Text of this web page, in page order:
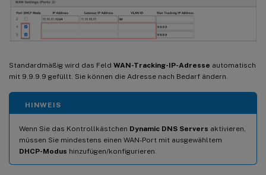
Standardmäßig wird das Feld WAN-Tracking-IP-Adresse automatisch
mit 9.9.9.9 gefüllt. Sie können die Adresse nach Bedarf ändern.
HINWEIS
Wenn Sie das Kontrollkästchen Dynamic DNS Servers aktivieren,
müssen Sie mindestens einen WAN-Port mit ausgewähltem
DHCP-Modus hinzufügen/konfigurieren.